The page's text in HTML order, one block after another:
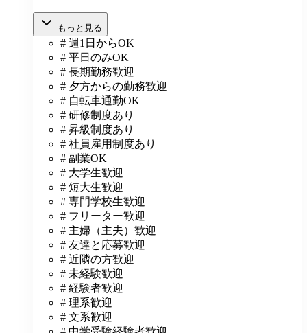
もっと見る
# 週1日からOK
# 平日のみOK
# 長期勤務歓迎
# 夕方からの勤務歓迎
# 自転車通勤OK
# 研修制度あり
# 昇級制度あり
# 社員雇用制度あり
# 副業OK
# 大学生歓迎
# 短大生歓迎
# 専門学校生歓迎
# フリーター歓迎
# 主婦（主夫）歓迎
# 友達と応募歓迎
# 近隣の方歓迎
# 未経験歓迎
# 経験者歓迎
# 理系歓迎
# 文系歓迎